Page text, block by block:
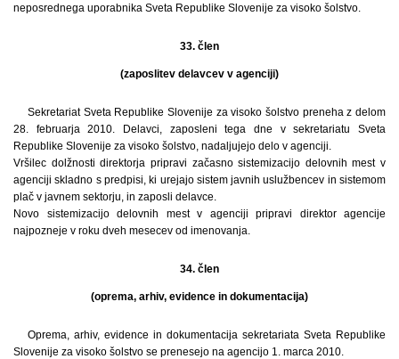
neposrednega uporabnika Sveta Republike Slovenije za visoko šolstvo.
33. člen
(zaposlitev delavcev v agenciji)
Sekretariat Sveta Republike Slovenije za visoko šolstvo preneha z delom
28. februarja 2010. Delavci, zaposleni tega dne v sekretariatu Sveta
Republike Slovenije za visoko šolstvo, nadaljujejo delo v agenciji.
Vršilec dolžnosti direktorja pripravi začasno sistemizacijo delovnih mest v
agenciji skladno s predpisi, ki urejajo sistem javnih uslužbencev in sistemom
plač v javnem sektorju, in zaposli delavce.
Novo sistemizacijo delovnih mest v agenciji pripravi direktor agencije
najpozneje v roku dveh mesecev od imenovanja.
34. člen
(oprema, arhiv, evidence in dokumentacija)
Oprema, arhiv, evidence in dokumentacija sekretariata Sveta Republike
Slovenije za visoko šolstvo se prenesejo na agencijo 1. marca 2010.